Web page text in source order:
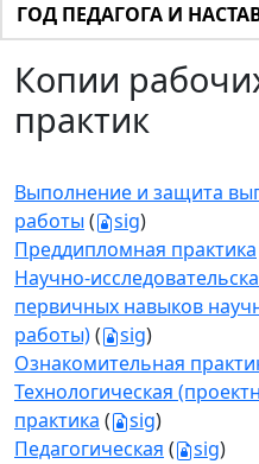
ГОД ПЕДАГОГА И
Копии
практик
Выполнение и защита
работы ( sig)
Преддипломная практика
Научно-
первичных навыков
работы)( sig)
Ознакомительная
Технологическая
практика ( sig)
Педагогическая ( sig)